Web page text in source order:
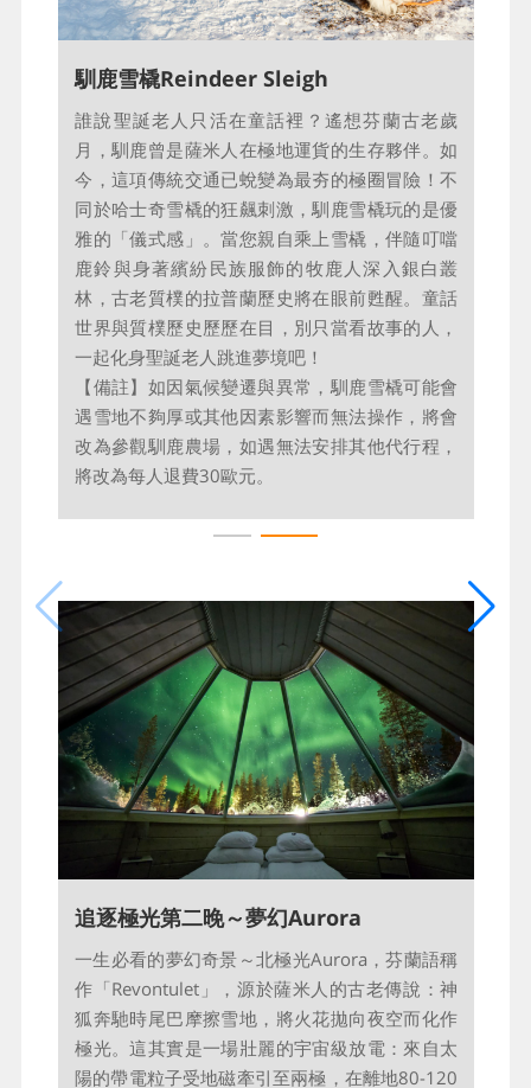
薩⽶博物館Sami Museum
走進芬蘭伊納里湖畔的薩米博物館與自然中心，
便走進了歐洲唯一原住民族與極地苔原共生的靈
魂深處。這座榮獲歐洲年度博物館大獎(EMYA)的
文化聖殿，不僅是文物的陳列典藏，更是一首將
極地生態與千年歷史溫柔交織的敘事詩。
馴⿅雪橇Reindeer Sleigh
誰說聖誕老人只活在童話裡？遙想芬蘭古老歲
月，馴鹿曾是薩米人在極地運貨的生存夥伴。如
今，這項傳統交通已蛻變為最夯的極圈冒險！不
同於哈士奇雪橇的狂飆刺激，馴鹿雪橇玩的是優
雅的「儀式感」。當您親自乘上雪橇，伴隨叮噹
世界與質樸歷史歷歷在目，別只當看故事的人，
一起化身聖誕老人跳進夢境吧！
【備註】如因氣候變遷與異常，馴鹿雪橇可能會
遇雪地不夠厚或其他因素影響而無法操作，將會
改為參觀馴鹿農場，如遇無法安排其他代行程，
將改為每人退費30歐元。